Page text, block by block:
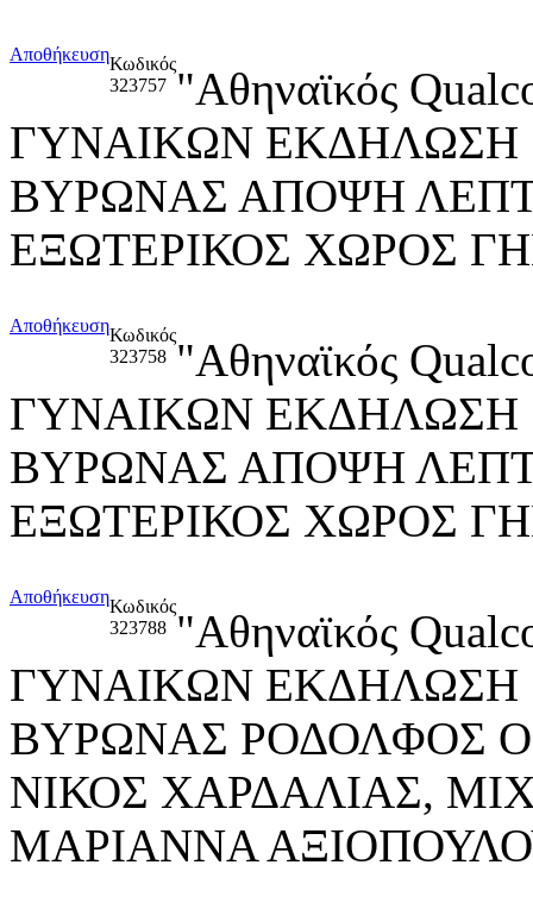
ΑποθήκευσηΚωδικός
323757 "Αθηναϊκός
ΓΥΝΑΙΚΩΝ ΕΚΔΗΛΩΣΗ
ΒΥΡΩΝΑΣ ΑΠΟΨΗ
ΕΞΩΤΕΡΙΚΟΣ ΧΩΡΟΣ
ΑποθήκευσηΚωδικός
323758 "Αθηναϊκός
ΓΥΝΑΙΚΩΝ ΕΚΔΗΛΩΣΗ
ΒΥΡΩΝΑΣ ΑΠΟΨΗ
ΕΞΩΤΕΡΙΚΟΣ ΧΩΡΟΣ
ΑποθήκευσηΚωδικός
323788 "Αθηναϊκός
ΓΥΝΑΙΚΩΝ ΕΚΔΗΛΩΣΗ
ΒΥΡΩΝΑΣ ΡΟΔΟΛΦΟΣ
ΝΙΚΟΣ ΧΑΡΔΑΛΙΑΣ,
ΜΑΡΙΑΝΝΑ